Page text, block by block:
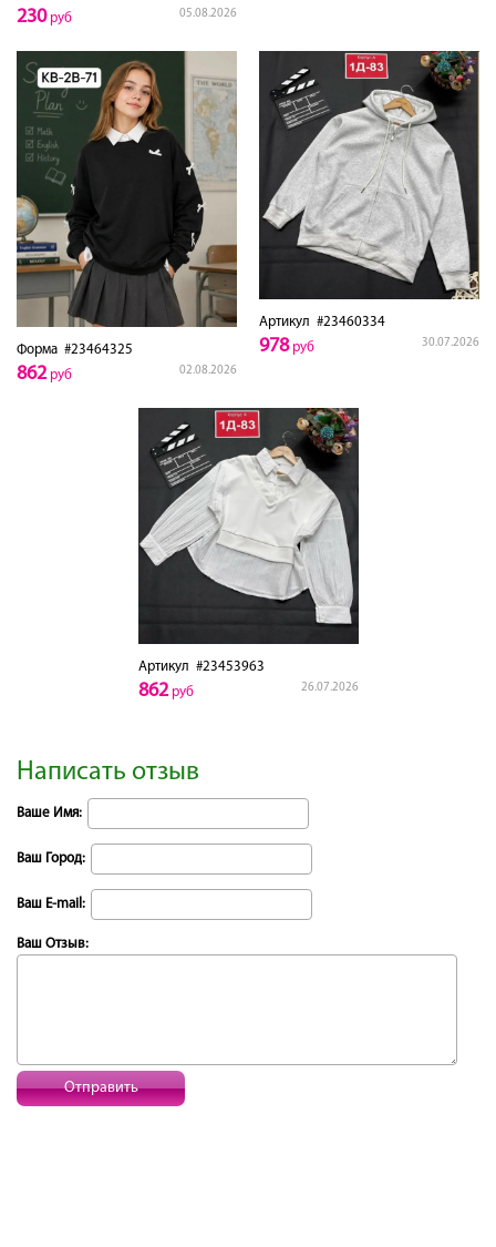
05.08.2026
230руб
Форма #23464325
02.08.2026
862руб
Артикул #23460334
30.07.2026
978руб
Артикул #23453963
26.07.2026
862руб
Написать отзыв
Ваше Имя:
Ваш Город:
Ваш E-mail:
Ваш Отзыв:
Отправить